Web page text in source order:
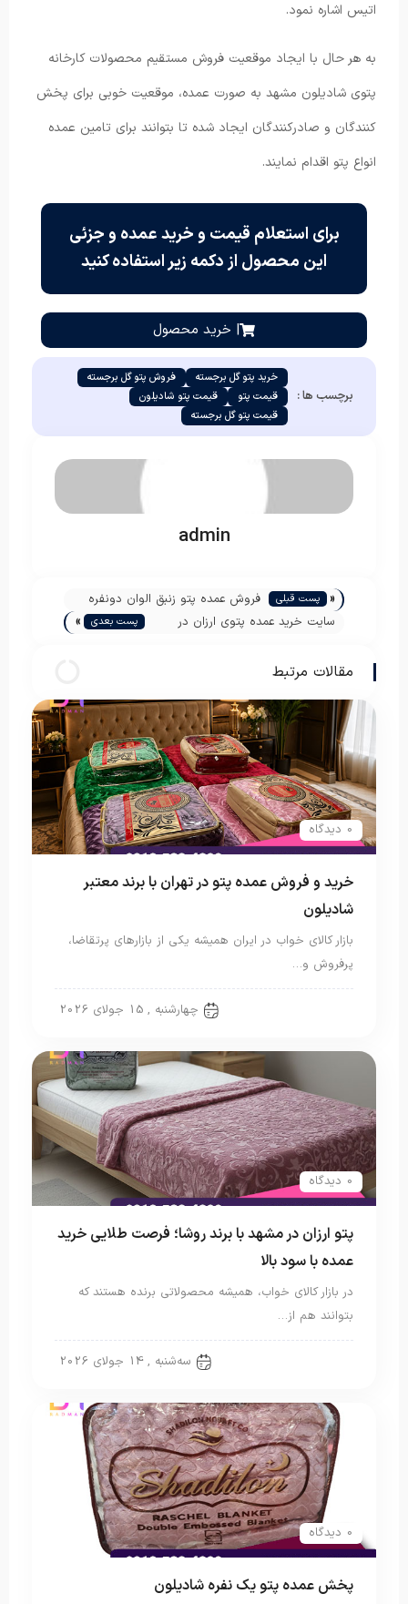
اتیس اشاره نمود.
به هر حال با ایجاد موقعیت فروش مستقیم محصولات کارخانه
پتوی شادیلون مشهد به صورت عمده، موقعیت خوبی برای پخش
کنندگان و صادرکنندگان ایجاد شده تا بتوانند برای تامین عمده
انواع پتو اقدام نمایند.
برای استعلام قیمت و خرید عمده و جزئی
این محصول از دکمه زیر استفاده کنید
| خرید محصول
برچسب ها :
خرید پتو گل برجسته
فروش پتو گل برجسته
قیمت پتو
قیمت پتو شادیلون
قیمت پتو گل برجسته
admin
« پست قبلی
فروش عمده پتو زنبق الوان دونفره
سایت خرید عمده پتوی ارزان در
پست بعدی »
مقالات مرتبط
0 دیدگاه
خرید و فروش عمده پتو در تهران با برند معتبر
شادیلون
بازار کالای خواب در ایران همیشه یکی از بازارهای پرتقاضا،
پرفروش و…
چهارشنبه , 15 جولای 2026
0 دیدگاه
پتو ارزان در مشهد با برند روشا؛ فرصت طلایی خرید
عمده با سود بالا
در بازار کالای خواب، همیشه محصولاتی برنده هستند که
بتوانند هم از…
سه‌شنبه , 14 جولای 2026
0 دیدگاه
پخش عمده پتو یک نفره شادیلون